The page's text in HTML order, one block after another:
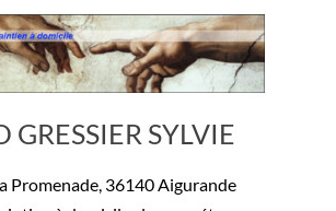
GRESSIER SYLVIE
Promenade, 36140 Aigurande